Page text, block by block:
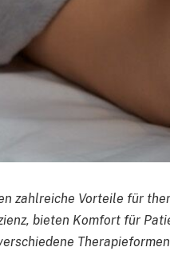
zahlreiche Vorteile für
bieten Komfort für